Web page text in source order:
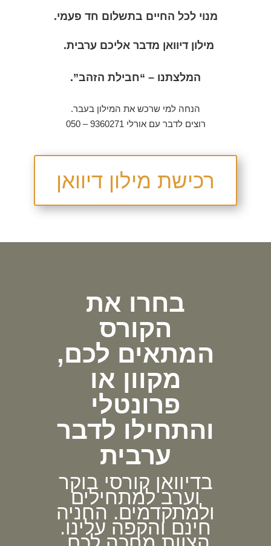
מנוי לכל החיים בתשלום חד פעמי.
מילון דיוואן מדבר אליכם ערבית.
המלצתנו – “חבילת הזהב”.
הנחה למי שרכש את המילון בעבר.
רוצים לדבר עם אורלי 9360271 – 050
רכישת מילון דיוואן
בחרו את
הקורס
המתאים לכם,
מקוון או
פרונטלי
והתחילו לדבר
ערבית
בדיוואן קורסי בוקר
וערב למתחילים
ולמתקדמים. החניה
חינם והקפה עלינו.